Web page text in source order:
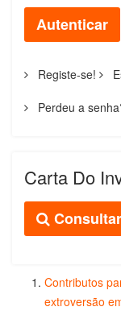
Autenticar
Registe-se!
Perdeu a
Carta Do
Contributos
extroversão